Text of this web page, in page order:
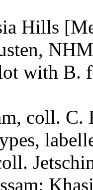
Hills
with B.
coll.